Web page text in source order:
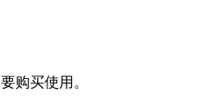
购买使用。